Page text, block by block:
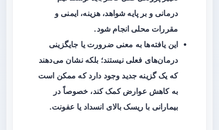
درمانی و بر پایه شواهد، هزینه، ایمنی و
مقررات محلی انجام شود.
این یافته‌ها به معنی ضرورت یا جایگزینی
درمان‌های فعلی نیستند؛ بلکه نشان می‌دهند
که یک گزینه جدید وجود دارد که ممکن است
به کاهش عوارض کمک کند، خصوصاً در
بیمارانی با ریسک بالای انسداد یا عفونت.